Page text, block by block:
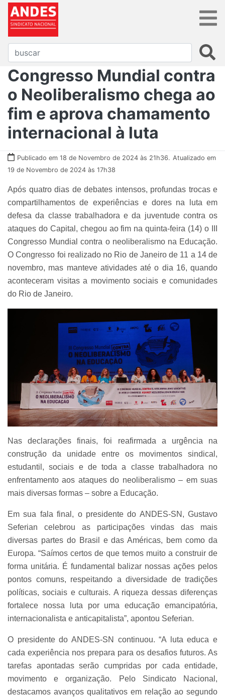
Congresso Mundial contra
o Neoliberalismo chega ao
fim e aprova chamamento
internacional à luta
Publicado em 18 de Novembro de 2024 às 21h36. Atualizado em
19 de Novembro de 2024 às 17h38
Após quatro dias de debates intensos, profundas trocas e
compartilhamentos de experiências e dores na luta em
defesa da classe trabalhadora e da juventude contra os
ataques do Capital, chegou ao fim na quinta-feira (14) o III
Congresso Mundial contra o neoliberalismo na Educação.
O Congresso foi realizado no Rio de Janeiro de 11 a 14 de
novembro, mas manteve atividades até o dia 16, quando
aconteceram visitas a movimento sociais e comunidades
do Rio de Janeiro.
Nas declarações finais, foi reafirmada a urgência na
construção da unidade entre os movimentos sindical,
estudantil, sociais e de toda a classe trabalhadora no
enfrentamento aos ataques do neoliberalismo – em suas
mais diversas formas – sobre a Educação.
Em sua fala final, o presidente do ANDES-SN, Gustavo
Seferian celebrou as participações vindas das mais
diversas partes do Brasil e das Américas, bem como da
Europa. “Saímos certos de que temos muito a construir de
forma unitária. É fundamental balizar nossas ações pelos
pontos comuns, respeitando a diversidade de tradições
políticas, sociais e culturais. A riqueza dessas diferenças
fortalece nossa luta por uma educação emancipatória,
internacionalista e anticapitalista”, apontou Seferian.
O presidente do ANDES-SN continuou. “A luta educa e
cada experiência nos prepara para os desafios futuros. As
tarefas apontadas serão cumpridas por cada entidade,
movimento e organização. Pelo Sindicato Nacional,
destacamos avanços qualitativos em relação ao segundo